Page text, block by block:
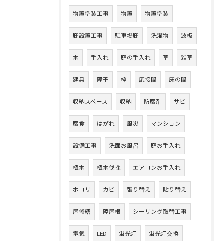
物置塗装工事 物置 物置塗装
庇設置工事 駐車場庇 洗濯物 波板
木 手入れ 庭の手入れ 草 雑草
建具 障子 枠 応接間 床の間
収納スペース 収納 防腐剤 サビ
腐食 はがれ 風災 マンション
設備工事 洗面お風呂 庭お手入れ
植木 植木伐採 エアコンお手入れ
ホコリ カビ 張り替え 貼り替え
屋修繕 陸屋根 シーリング取替工事
電気 LED 蛍光灯 蛍光灯交換